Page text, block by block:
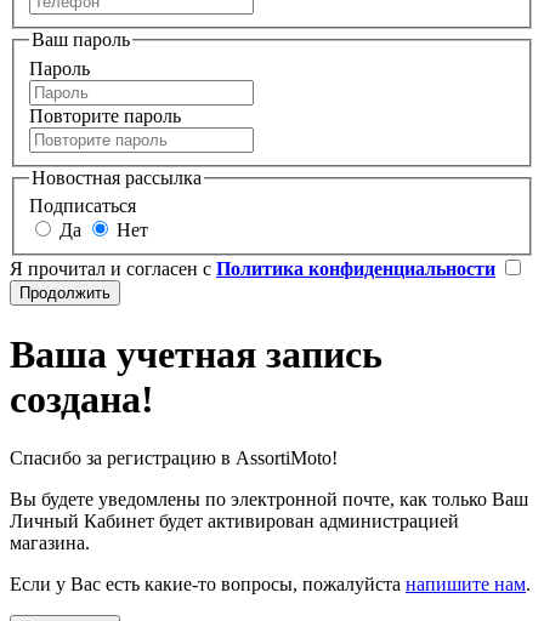
Ваш пароль
Пароль
Повторите пароль
Новостная рассылка
Подписаться
Да
Нет
Я прочитал и согласен с Политика конфиденциальности
Ваша учетная запись
создана!
Спасибо за регистрацию в AssortiMoto!
Вы будете уведомлены по электронной почте, как только Ваш
Личный Кабинет будет активирован администрацией
магазина.
Если у Вас есть какие-то вопросы, пожалуйста напишите нам.